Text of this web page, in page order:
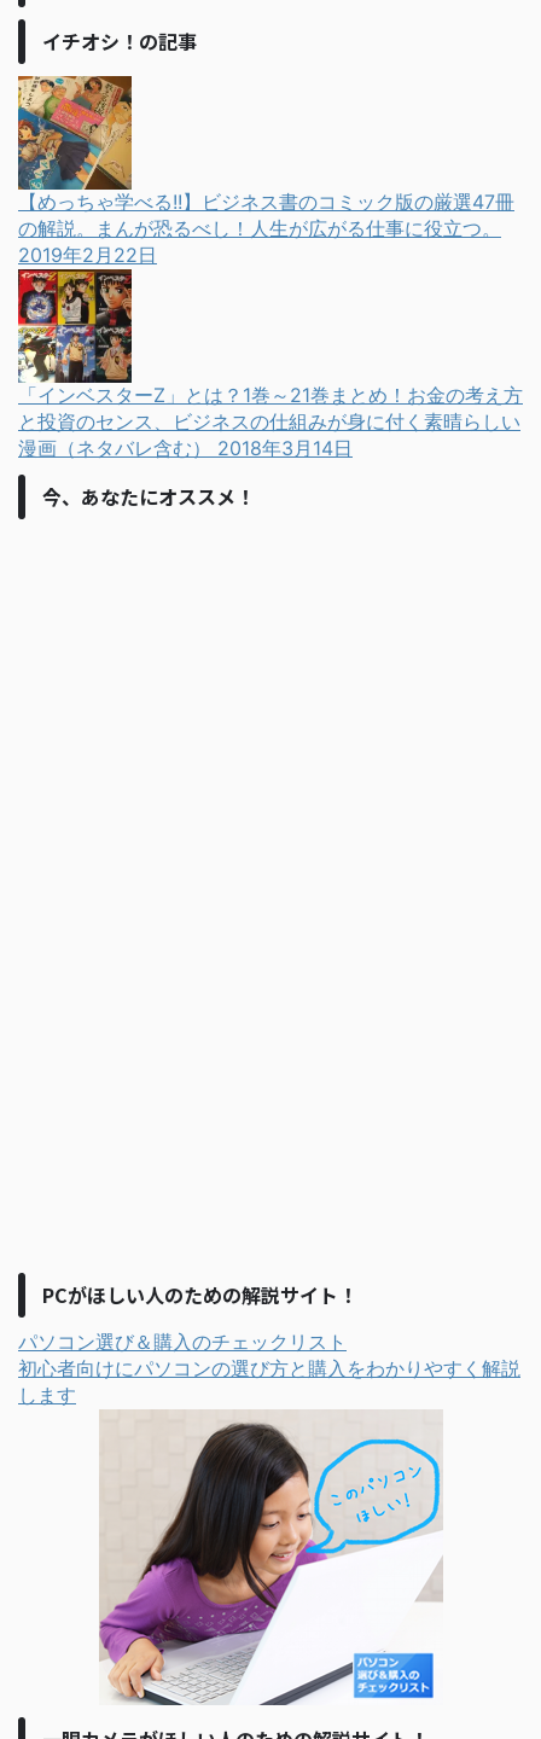
イチオシ！の記事
【めっちゃ学べる!!】ビジネス書のコミック版の厳選47冊
の解説。まんが恐るべし！人生が広がる仕事に役立つ。
2019年2月22日
「インベスターZ」とは？1巻～21巻まとめ！お金の考え方
と投資のセンス、ビジネスの仕組みが身に付く素晴らしい
漫画（ネタバレ含む） 2018年3月14日
今、あなたにオススメ！
PCがほしい人のための解説サイト！
パソコン選び＆購入のチェックリスト
初心者向けにパソコンの選び方と購入をわかりやすく解説
します